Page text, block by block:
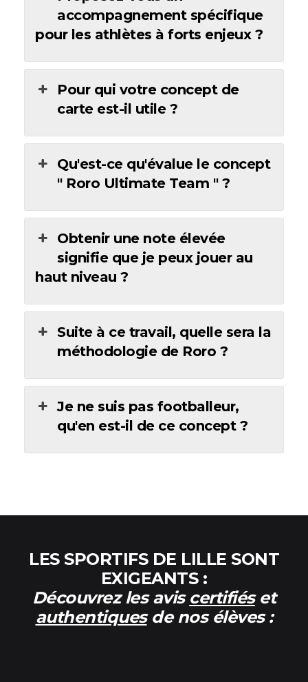
accompagnement spécifique
pour les athlètes à forts enjeux ?
Pour qui votre concept de
carte est-il utile ?
Qu'est-ce qu'évalue le concept
" Roro Ultimate Team " ?
Obtenir une note élevée
signifie que je peux jouer au
haut niveau ?
Suite à ce travail, quelle sera la
méthodologie de Roro ?
Je ne suis pas footballeur,
qu'en est-il de ce concept ?
LES SPORTIFS DE LILLE SONT
EXIGEANTS :
Découvrez les avis certifiéset
authentiquesde nos élèves :